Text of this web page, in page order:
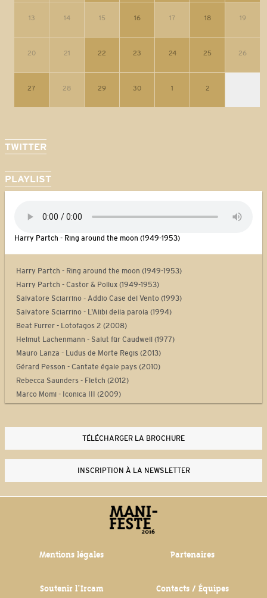
13 14 15 16 17 18 19
20 21 22 23 24 25 26
27 28 29 30 1 2
TWITTER
PLAYLIST
Harry Partch - Ring around the moon (1949-1953)
Harry Partch - Ring around the moon (1949-1953)
Harry Partch - Castor & Pollux (1949-1953)
Salvatore Sciarrino - Addio Case del Vento (1993)
Salvatore Sciarrino - L'Alibi della parola (1994)
Beat Furrer - Lotofagos 2 (2008)
Helmut Lachenmann - Salut für Caudwell (1977)
Mauro Lanza - Ludus de Morte Regis (2013)
Gérard Pesson - Cantate égale pays (2010)
Rebecca Saunders - Fletch (2012)
Marco Momi - Iconica III (2009)
Yan Maresz - Tutti (2013)
Philippe Leroux - Quid sit musicus? (2013-2014)
TÉLÉCHARGER LA BROCHURE
INSCRIPTION À LA NEWSLETTER
Mentions légales Partenaires
Soutenir l'Ircam Contacts / Équipes